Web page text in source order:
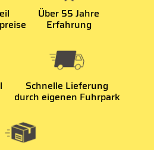
Über 55 Jahre
Erfahrung
Schnelle Lieferung
durch eigenen Fuhrpark